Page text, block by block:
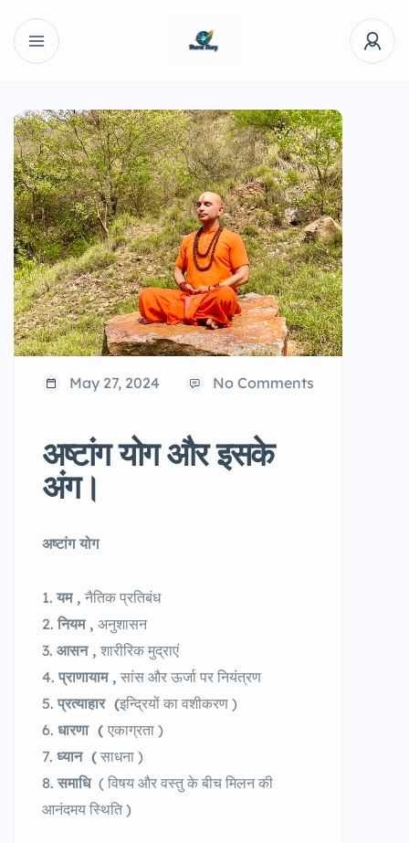
May 27, 2024 No Comments
अष्टांग योग और इसके
अंग।
अष्टांग योग
यम, नैतिक प्रतिबंध
नियम, अनुशासन
आसन, शारीरिक मुद्राएं
प्राणायाम, सांस और ऊर्जा पर नियंत्रण
प्रत्याहार(इन्द्रियों का वशीकरण )
धारणा( एकाग्रता )
ध्यान( साधना )
समाधि ( विषय और वस्तु के बीच मिलन की
आनंदमय स्थिति )